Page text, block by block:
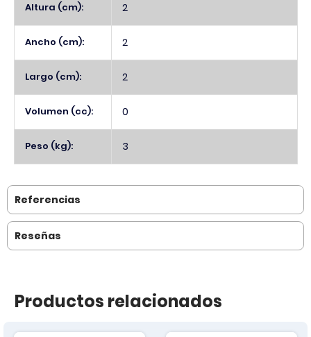
Altura (cm): 2
Ancho (cm): 2
Largo (cm): 2
Volumen (cc): 0
Peso (kg): 3
Referencias
Reseñas
Productos relacionados